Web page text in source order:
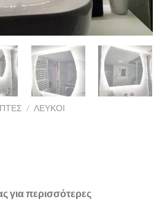
/ ΛΕΥΚΟΊ
για περισσότερες